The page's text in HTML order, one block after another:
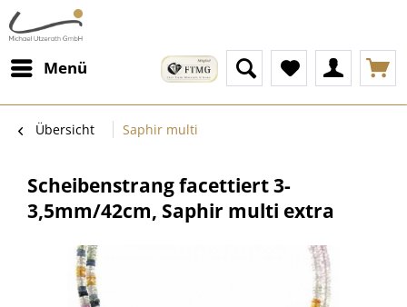
Menü
Übersicht Saphir multi
Scheibenstrang facettiert 3-
3,5mm/42cm, Saphir multi extra